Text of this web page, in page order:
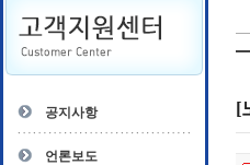
자격관리규정
상담사 자격증 확인
- 피해상담사 1급
- 전문수련감독자
공지사항
언론보도
[